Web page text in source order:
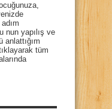
nun yapılış ve
tüm